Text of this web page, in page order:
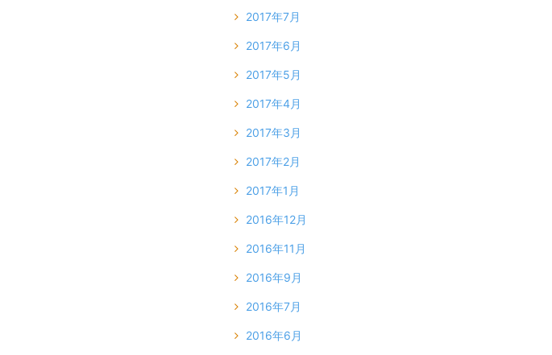
2017年7月
2017年6月
2017年5月
2017年4月
2017年3月
2017年2月
2017年1月
2016年12月
2016年11月
2016年9月
2016年7月
2016年6月